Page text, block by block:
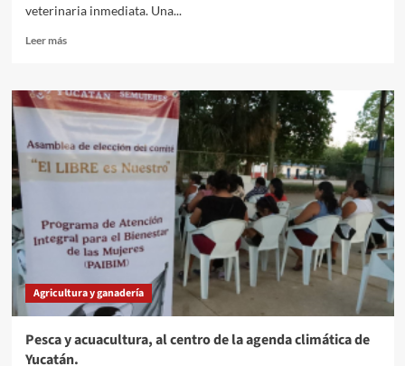
veterinaria inmediata. Una...
Leer másLeer
Revisión
de
heridas,
clave
para
prevenir
gusano
barrenador.
Agricultura y ganadería
Pesca y acuacultura, al centro de la agenda climática de
Yucatán.